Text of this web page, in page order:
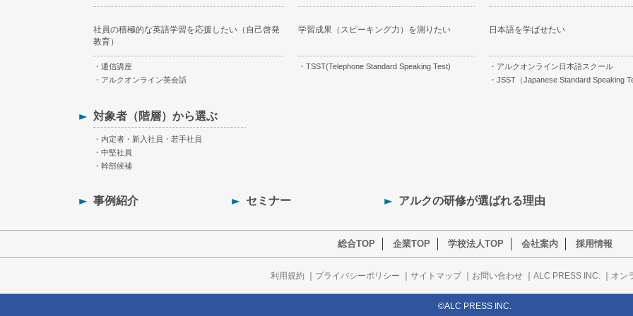
社員の積極的な英語学習を応援したい（自己啓発
教育）
通信講座
アルクオンライン英会話
学習成果（スピーキング力）を測りたい
TSST(Telephone Standard Speaking Test)
日本語を学ばせたい
アルクオンライン日本語スクール
JSST（Japanese Standard Speaking
対象者（階層）から選ぶ
内定者・新入社員・若手社員
中堅社員
幹部候補
事例紹介 セミナー アルクの研修が選ばれる理由
総合TOP 企業TOP 学校法人TOP 会社案内 採用情報
利用規約 プライバシーポリシー サイトマップ お問い合わせ ALC PRESS INC. オン
©ALC PRESS INC.